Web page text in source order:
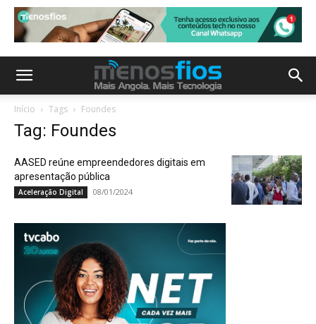
Início Tags Foundes
Tag: Foundes
AASED reúne empreendedores digitais em
apresentação pública
Aceleração Digital 08/01/2024